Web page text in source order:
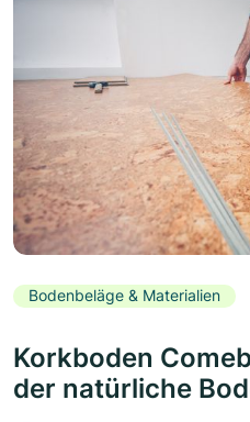
Bodenbeläge & Materialien
Korkboden
der natürliche